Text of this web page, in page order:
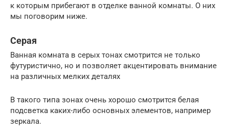
к которым прибегают в отделке ванной комнаты. О них
мы поговорим ниже.
Серая
Ванная комната в серых тонах смотрится не только
футуристично, но и позволяет акцентировать внимание
на различных мелких деталях
В такого типа зонах очень хорошо смотрится белая
подсветка каких-либо основных элементов, например
зеркала.